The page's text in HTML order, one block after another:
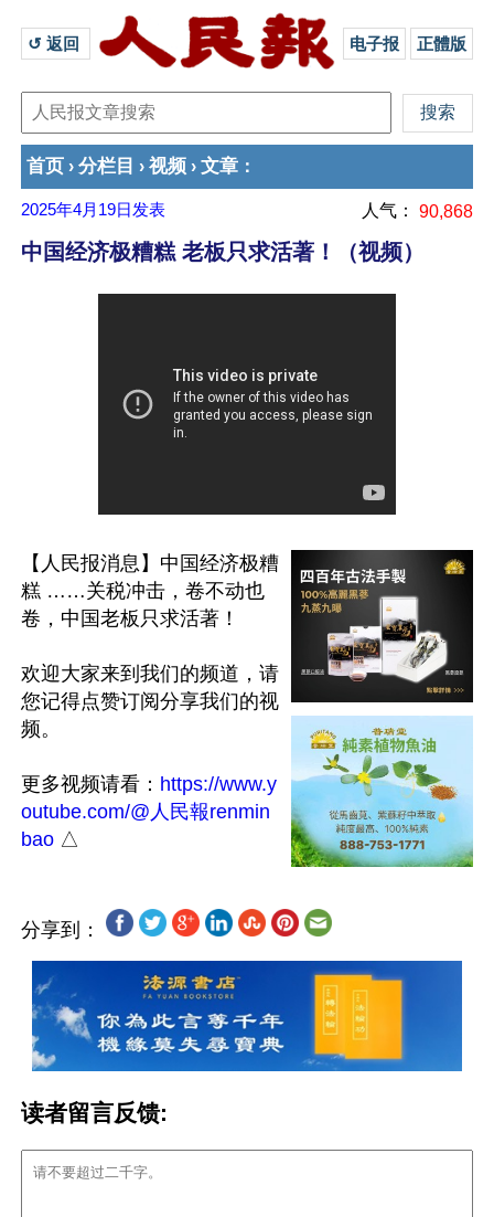
↺ 返回 电子报 正體版
首页 › 分栏目 › 视频 › 文章 ：
2025年4月19日 发表 人气： 90,868
中国经济极糟糕 老板只求活著！（视频）
【人民报消息】中国经济极糟
糕 ……关税冲击，卷不动也
卷，中国老板只求活著！
欢迎大家来到我们的频道，请
您记得点赞订阅分享我们的视
频。
更多视频请看： https://www.y
outube.com/@人民報renmin
bao
分享到：
读者留言反馈: